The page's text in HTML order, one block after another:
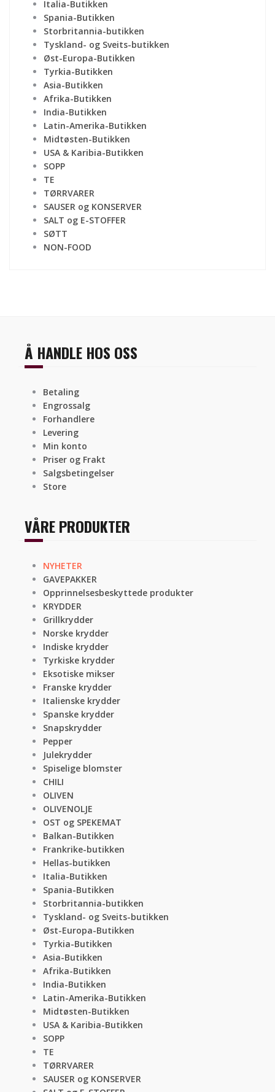
Italia-Butikken
Spania-Butikken
Storbritannia-butikken
Tyskland- og Sveits-butikken
Øst-Europa-Butikken
Tyrkia-Butikken
Asia-Butikken
Afrika-Butikken
India-Butikken
Latin-Amerika-Butikken
Midtøsten-Butikken
USA & Karibia-Butikken
SOPP
TE
TØRRVARER
SAUSER og KONSERVER
SALT og E-STOFFER
SØTT
NON-FOOD
Å HANDLE HOS OSS
Betaling
Engrossalg
Forhandlere
Levering
Min konto
Priser og Frakt
Salgsbetingelser
Store
VÅRE PRODUKTER
NYHETER
GAVEPAKKER
Opprinnelsesbeskyttede produkter
KRYDDER
Grillkrydder
Norske krydder
Indiske krydder
Tyrkiske krydder
Eksotiske mikser
Franske krydder
Italienske krydder
Spanske krydder
Snapskrydder
Pepper
Julekrydder
Spiselige blomster
CHILI
OLIVEN
OLIVENOLJE
OST og SPEKEMAT
Balkan-Butikken
Frankrike-butikken
Hellas-butikken
Italia-Butikken
Spania-Butikken
Storbritannia-butikken
Tyskland- og Sveits-butikken
Øst-Europa-Butikken
Tyrkia-Butikken
Asia-Butikken
Afrika-Butikken
India-Butikken
Latin-Amerika-Butikken
Midtøsten-Butikken
USA & Karibia-Butikken
SOPP
TE
TØRRVARER
SAUSER og KONSERVER